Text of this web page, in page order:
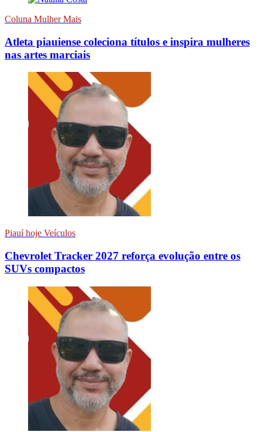
Coluna Mulher Mais
Atleta piauiense coleciona títulos e inspira mulheres
nas artes marciais
Piauí hoje Veículos
Chevrolet Tracker 2027 reforça evolução entre os
SUVs compactos